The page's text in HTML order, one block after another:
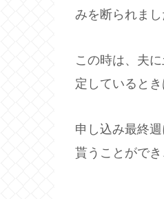
みを断られまし
この時は、夫
定しているとき
申し込み最終
貰うことがで